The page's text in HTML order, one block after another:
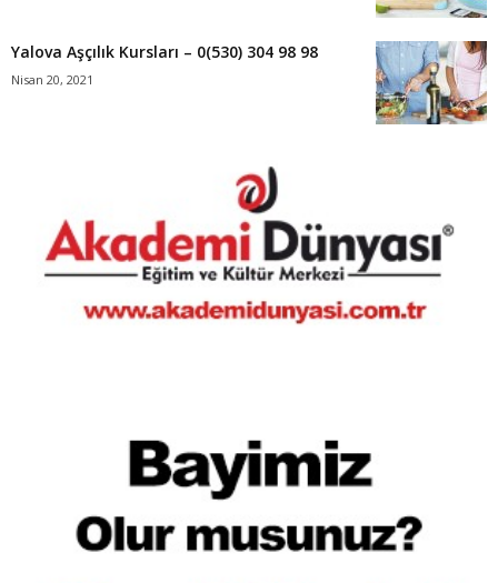
Yalova Aşçılık Kursları – 0(530) 304 98 98
Nisan 20, 2021